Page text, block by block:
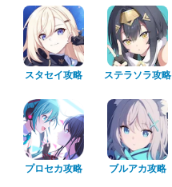
スタセイ攻略 ステラソラ攻略
プロセカ攻略 ブルアカ攻略